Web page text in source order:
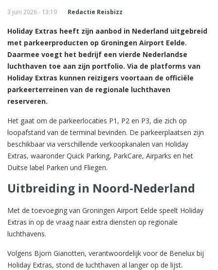
3 juni 2026 - 13:19 Redactie Reisbizz
Holiday Extras heeft zijn aanbod in Nederland uitgebreid
met parkeerproducten op Groningen Airport Eelde.
Daarmee voegt het bedrijf een vierde Nederlandse
luchthaven toe aan zijn portfolio. Via de platforms van
Holiday Extras kunnen reizigers voortaan de officiële
parkeerterreinen van de regionale luchthaven
reserveren.
Het gaat om de parkeerlocaties P1, P2 en P3, die zich op
loopafstand van de terminal bevinden. De parkeerplaatsen zijn
beschikbaar via verschillende verkoopkanalen van Holiday
Extras, waaronder Quick Parking, ParkCare, Airparks en het
Duitse label Parken und Fliegen.
Uitbreiding in Noord-Nederland
Met de toevoeging van Groningen Airport Eelde speelt Holiday
Extras in op de vraag naar extra diensten op regionale
luchthavens.
Volgens Bjorn Gianotten, verantwoordelijk voor de Benelux bij
Holiday Extras, stond de luchthaven al langer op de lijst.